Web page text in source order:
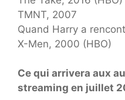
TMNT, 2007
Quand Harry a
X-Men, 2000 (HBO)
Ce qui arrivera aux
streaming en juillet